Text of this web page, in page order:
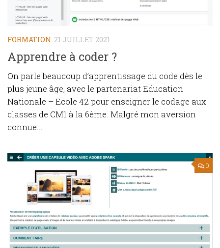
FORMATION 21 JUILLET 2021
Apprendre à coder ?
On parle beaucoup d’apprentissage du code dès le
plus jeune âge, avec le partenariat Education
Nationale – Ecole 42 pour enseigner le codage aux
classes de CM1 à la 6ème. Malgré mon aversion
connue...
0